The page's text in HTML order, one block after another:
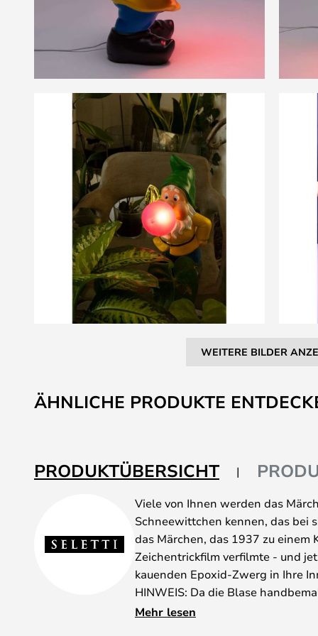
WEITERE BILDER
Anfang
der
ÄHNLICHE PRODUKTE
PRODUKTÜBERSICHT
Viele von Ihnen werden das
Schneewittchen kennen, das bei
das Märchen, das 1937 zu einem
Zeichentrickfilm verfilmte - und
kauenden Epoxid-Zwerg in Ihre
HINWEIS: Da die Blase
Produkt zu Produkt variieren. Oft
Mehr lesen